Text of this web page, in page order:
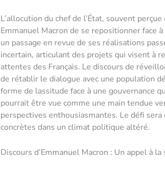
L’allocution du chef de l’État, souvent
Emmanuel Macron de se repositionner face
un passage en revue de ses réalisations
incertain, articulant des projets qui visent à
attentes des Français. Le discours de
de rétablir le dialogue avec une population
forme de lassitude face à une gouvernance
pourrait être vue comme une main tendue
perspectives enthousiasmantes. Le défi
concrètes dans un climat politique altéré.
Discours d’Emmanuel Macron : Un appel à